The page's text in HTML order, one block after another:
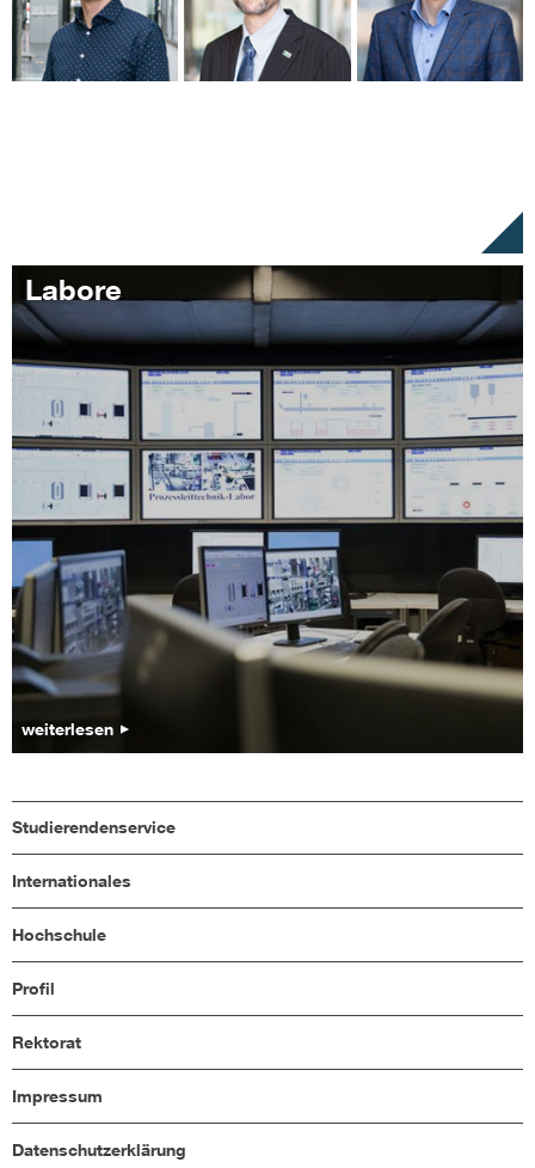
Labore
weiterlesen
Studierendenservice
Internationales
Hochschule
Profil
Rektorat
Impressum
Datenschutzerklärung